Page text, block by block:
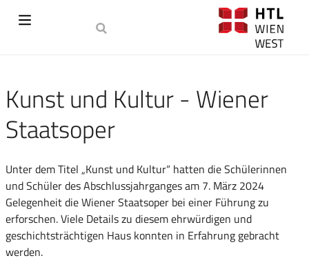
Kunst und Kultur - Wiener
Staatsoper
Unter dem Titel „Kunst und Kultur“ hatten die Schülerinnen
und Schüler des Abschlussjahrganges am 7. März 2024
Gelegenheit die Wiener Staatsoper bei einer Führung zu
erforschen. Viele Details zu diesem ehrwürdigen und
geschichtsträchtigen Haus konnten in Erfahrung gebracht
werden.